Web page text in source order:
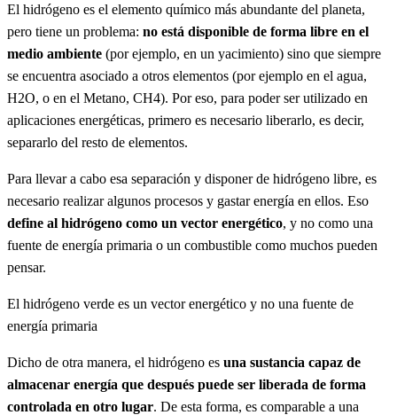
El hidrógeno es el elemento químico más abundante del planeta,
pero tiene un problema: no está disponible de forma libre en el
medio ambiente (por ejemplo, en un yacimiento) sino que siempre
se encuentra asociado a otros elementos (por ejemplo en el agua,
H2O, o en el Metano, CH4). Por eso, para poder ser utilizado en
aplicaciones energéticas, primero es necesario liberarlo, es decir,
separarlo del resto de elementos.
Para llevar a cabo esa separación y disponer de hidrógeno libre, es
necesario realizar algunos procesos y gastar energía en ellos. Eso
define al hidrógeno como un vector energético, y no como una
fuente de energía primaria o un combustible como muchos pueden
pensar.
El hidrógeno verde es un vector energético y no una fuente de
energía primaria
Dicho de otra manera, el hidrógeno es una sustancia capaz de
almacenar energía que después puede ser liberada de forma
controlada en otro lugar. De esta forma, es comparable a una